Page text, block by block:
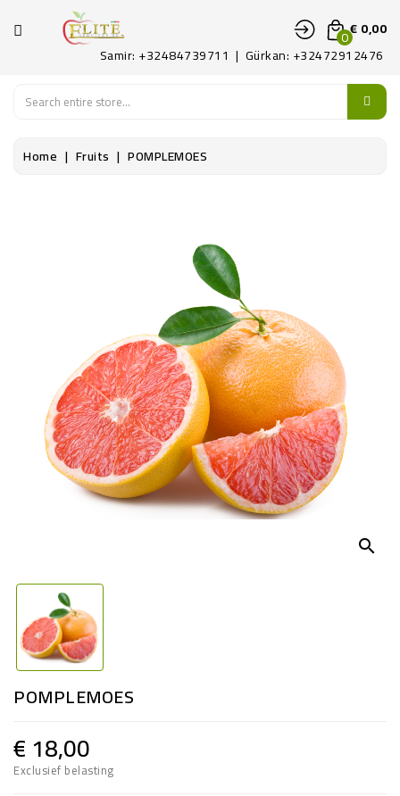
CATEGORIE
LEGUMES
0€ 0,00
Samir: +32484739711 | Gürkan: +32472912476
Home Fruits POMPLEMOES
search
POMPLEMOES
€ 18,00
Exclusief belasting